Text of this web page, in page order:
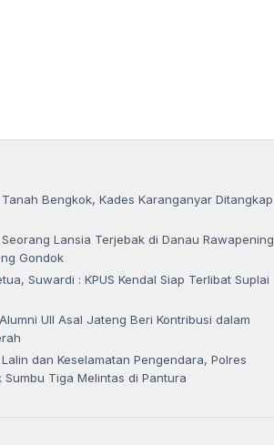
Bengkok, Kades Karanganyar Ditangkap
Lansia Terjebak di Danau Rawapening
Gondok
Suwardi : KPUS Kendal Siap Terlibat Suplai
UII Asal Jateng Beri Kontribusi dalam
dan Keselamatan Pengendara, Polres
Tiga Melintas di Pantura